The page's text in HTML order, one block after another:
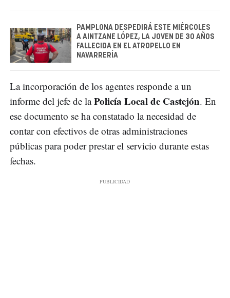
PAMPLONA DESPEDIRÁ ESTE MIÉRCOLES
A AINTZANE LÓPEZ, LA JOVEN DE 30 AÑOS
FALLECIDA EN EL ATROPELLO EN
NAVARRERÍA
La incorporación de los agentes responde a un
informe del jefe de laPolicía Local de Castejón. En
ese documento se ha constatado la necesidad de
contar con efectivos de otras administraciones
públicas para poder prestar el servicio durante estas
fechas.